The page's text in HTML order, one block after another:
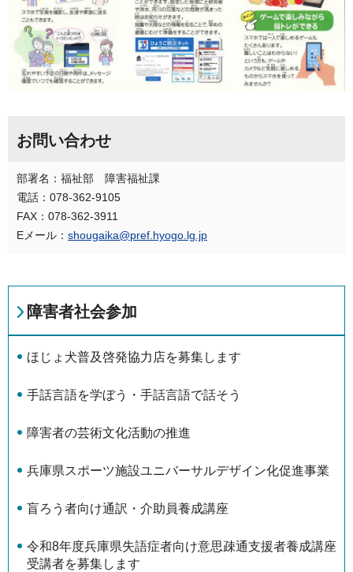
お問い合わせ
部署名：福祉部 障害福祉課
電話：078-362-9105
FAX：078-362-3911
Eメール： shougaika@pref.hyogo.lg.jp
障害者社会参加
ほじょ犬普及啓発協力店を募集します
手話言語を学ぼう・手話言語で話そう
障害者の芸術文化活動の推進
兵庫県スポーツ施設ユニバーサルデザイン化促進事業
盲ろう者向け通訳・介助員養成講座
令和8年度兵庫県失語症者向け意思疎通支援者養成講座
受講者を募集します